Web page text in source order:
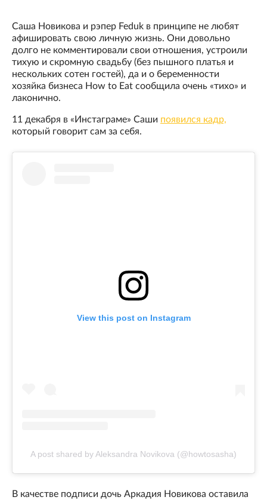
Саша Новикова и рэпер Feduk в принципе не любят
афишировать свою личную жизнь. Они довольно
долго не комментировали свои отношения, устроили
тихую и скромную свадьбу (без пышного платья и
нескольких сотен гостей), да и о беременности
хозяйка бизнеса How to Eat сообщила очень «тихо» и
лаконично.
11 декабря в «Инстаграме» Саши появился кадр,
который говорит сам за себя.
View this post on Instagram
A post shared by Aleksandra Novikova (@howtosasha)
В качестве подписи дочь Аркадия Новикова оставила